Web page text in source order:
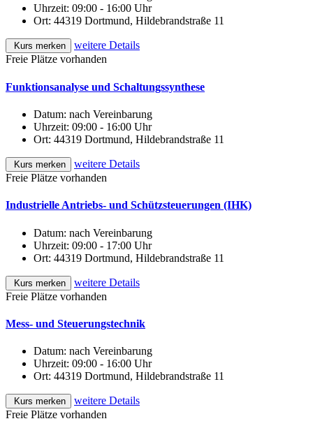
Uhrzeit: 09:00 - 16:00 Uhr
Ort: 44319 Dortmund, Hildebrandstraße 11
Kurs merken
weitere Details
Freie Plätze vorhanden
Funktionsanalyse und Schaltungssynthese
Datum: nach Vereinbarung
Uhrzeit: 09:00 - 16:00 Uhr
Ort: 44319 Dortmund, Hildebrandstraße 11
Kurs merken
weitere Details
Freie Plätze vorhanden
Industrielle Antriebs- und Schützsteuerungen (IHK)
Datum: nach Vereinbarung
Uhrzeit: 09:00 - 17:00 Uhr
Ort: 44319 Dortmund, Hildebrandstraße 11
Kurs merken
weitere Details
Freie Plätze vorhanden
Mess- und Steuerungstechnik
Datum: nach Vereinbarung
Uhrzeit: 09:00 - 16:00 Uhr
Ort: 44319 Dortmund, Hildebrandstraße 11
Kurs merken
weitere Details
Freie Plätze vorhanden